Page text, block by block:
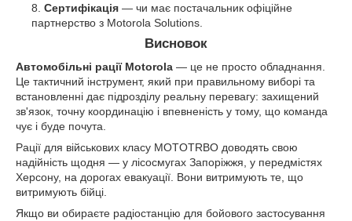
Сертифікація — чи має постачальник офіційне
партнерство з Motorola Solutions.
Висновок
Автомобільні рації Motorola — це не просто обладнання.
Це тактичний інструмент, який при правильному виборі та
встановленні дає підрозділу реальну перевагу: захищений
зв'язок, точну координацію і впевненість у тому, що команда
чує і буде почута.
Рації для військових класу MOTOTRBO доводять свою
надійність щодня — у лісосмугах Запоріжжя, у передмістях
Херсону, на дорогах евакуації. Вони витримують те, що
витримують бійці.
Якщо ви обираєте радіостанцію для бойового застосування